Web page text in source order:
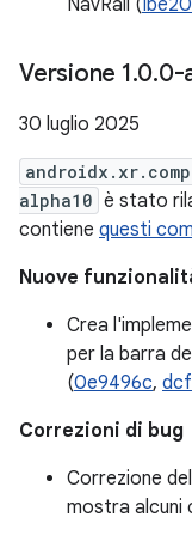
NavRail (
Versione 1.0.0-
30 luglio 2025
alpha10 è stato
contiene questi
Nuove
Crea
per la barra
(0e9496c,
Correzioni di bug
Correzione
mostra alcuni